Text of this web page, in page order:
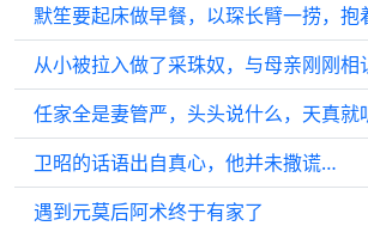
默笙要起床做早餐，以琛长臂一捞，抱
从小被拉入做了采珠奴，与母亲刚刚相
任家全是妻管严，头头说什么，天真就
卫昭的话语出自真心，他并未撒谎…
遇到元莫后阿术终于有家了